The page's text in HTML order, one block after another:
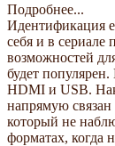
Подробнее...
Идентификация
себя и в сериале
возможностей
будет
HDMI и USB.
напрямую связан
который не
форматах, когда